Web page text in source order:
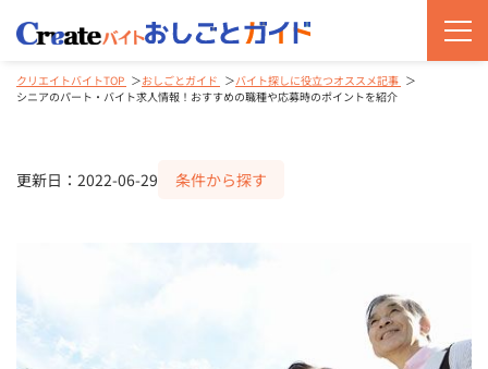
クリエイトバイトTOP おしごとガイド
バイト探しに役立つオススメ記事
シニアのパート・バイト求人情報！おすすめの職種や応募時のポイントを紹介
更新日：2022-06-29 条件から探す